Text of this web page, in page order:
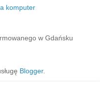
komputer
w Gdańsku
Blogger.